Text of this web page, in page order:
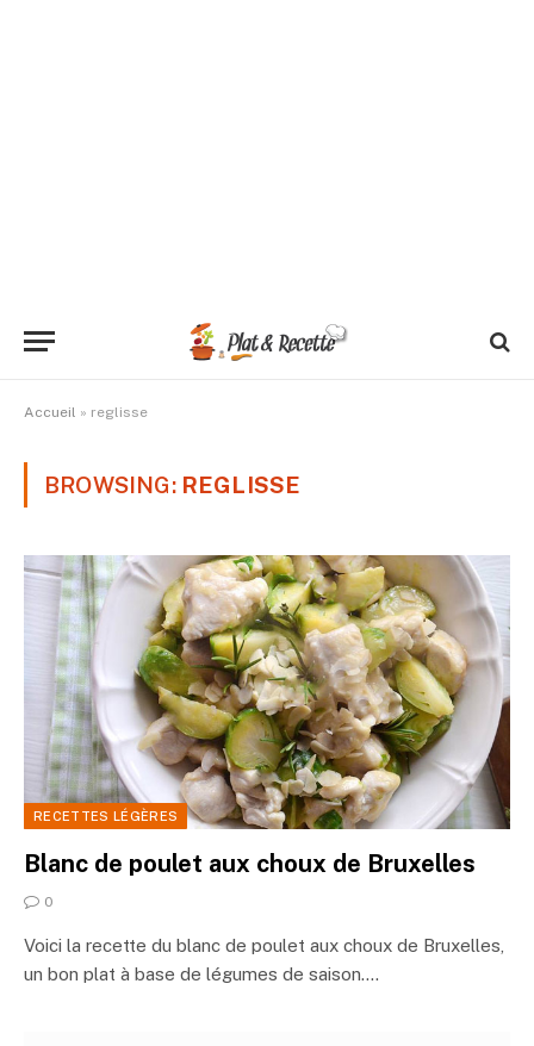
Accueil » reglisse
BROWSING: REGLISSE
RECETTES LÉGÈRES
Blanc de poulet aux choux de Bruxelles
0
Voici la recette du blanc de poulet aux choux de Bruxelles,
un bon plat à base de légumes de saison.…